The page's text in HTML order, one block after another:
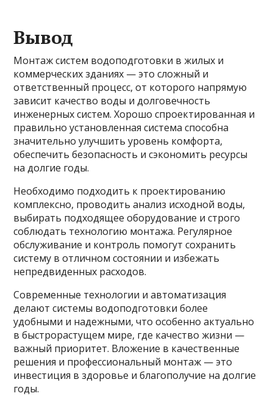
Вывод
Монтаж систем водоподготовки в жилых и
коммерческих зданиях — это сложный и
ответственный процесс, от которого напрямую
зависит качество воды и долговечность
инженерных систем. Хорошо спроектированная и
правильно установленная система способна
значительно улучшить уровень комфорта,
обеспечить безопасность и сэкономить ресурсы
на долгие годы.
Необходимо подходить к проектированию
комплексно, проводить анализ исходной воды,
выбирать подходящее оборудование и строго
соблюдать технологию монтажа. Регулярное
обслуживание и контроль помогут сохранить
систему в отличном состоянии и избежать
непредвиденных расходов.
Современные технологии и автоматизация
делают системы водоподготовки более
удобными и надежными, что особенно актуально
в быстрорастущем мире, где качество жизни —
важный приоритет. Вложение в качественные
решения и профессиональный монтаж — это
инвестиция в здоровье и благополучие на долгие
годы.